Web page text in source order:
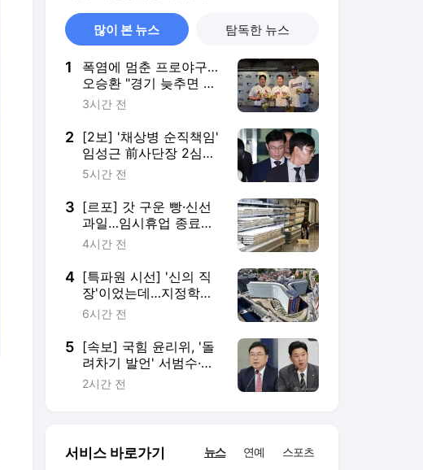
많이 본 뉴스 탐독한 뉴스
1
폭염에 멈춘 프로야구…
오승환 "경기 늦추면 귀
가·이동도 문제"
3시간 전
2 [2보] '채상병 순직책임'
임성근 前사단장 2심도
징역 3년
5시간 전
3 [르포] 갓 구운 빵·신선
과일…임시휴업 종료에
기대감 가득 홈플러스
4시간 전
4 [특파원 시선] '신의 직
장'이었는데…지정학적
격변에 몸살앓는 EU집
6시간 전
5 [속보] 국힘 윤리위, '돌
려차기 발언' 서범수·진
종오 징계절차 개시
2시간 전
서비스 바로가기 뉴스 연예 스포츠